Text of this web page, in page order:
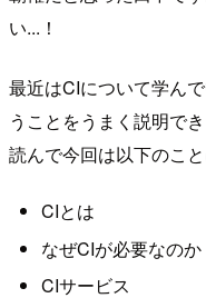
い...！
最近はCIについて学ん
うことをうまく説明で
読んで今回は以下のこ
CIとは
なぜCIが必要なのか
CIサービス